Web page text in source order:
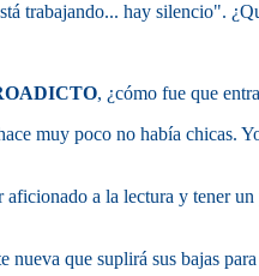
trabajando... hay silencio".
, ¿cómo fue que
muy poco no había chicas.
a la lectura y tener
que suplirá sus bajas